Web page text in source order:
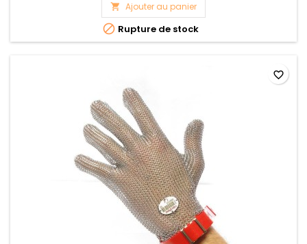
 Ajouter au panier
 Rupture de stock
favorite_border